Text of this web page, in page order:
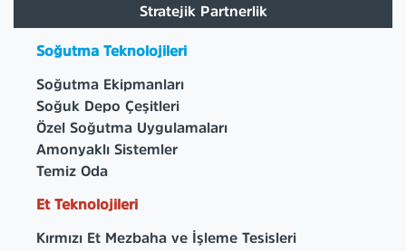
Stratejik Partnerlik
Soğutma Teknolojileri
Soğutma Ekipmanları
Soğuk Depo Çeşitleri
Özel Soğutma Uygulamaları
Amonyaklı Sistemler
Temiz Oda
Et Teknolojileri
Kırmızı Et Mezbaha ve İşleme Tesisleri